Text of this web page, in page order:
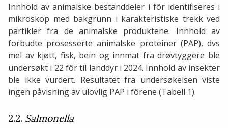
Innhold av animalske bestanddeler i fôr identifiseres i
mikroskop med bakgrunn i karakteristiske trekk ved
partikler fra de animalske produktene. Innhold av
forbudte prosesserte animalske proteiner (PAP), dvs
mel av kjøtt, fisk, bein og innmat fra drøvtyggere ble
undersøkt i 22 fôr til landdyr i 2024. Innhold av insekter
ble ikke vurdert. Resultatet fra undersøkelsen viste
ingen påvisning av ulovlig PAP i fôrene (Tabell 1).
2.2. Salmonella